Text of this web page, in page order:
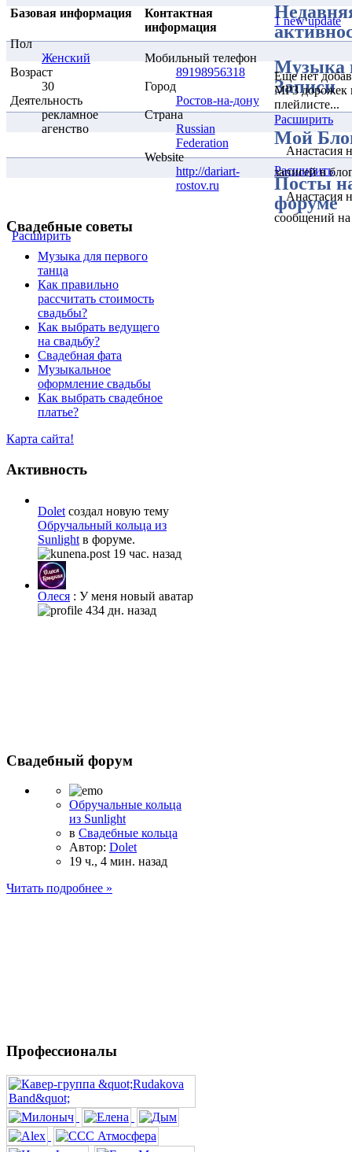
Базовая информация
Пол
Женский
Возраст
30
Деятельность
рекламное
агенство
Контактная
информация
Мобильный телефон
89198956318
Город
Ростов-на-дону
Страна
Russian
Federation
Website
http://dariart-
rostov.ru
1 new update
Музыка
Записи
Расширить
Еще нет
MP3 дорожек
плейлисте...
Мой
Расширить
Анастасия
записей в
Посты
форуме
Расширить
Анастасия
сообщений
Свадебные советы
Музыка для первого
танца
Как правильно
рассчитать стоимость
свадьбы?
Как выбрать ведущего
на свадьбу?
Свадебная фата
Музыкальное
оформление свадьбы
Как выбрать свадебное
платье?
Карта сайта!
Активность
Dolet создал новую тему
Обручальный кольца из
Sunlight в форуме.
19 час. назад
Олеся : У меня новый аватар
434 дн. назад
Свадебный форум
Обручальные кольца
из Sunlight
в Свадебные кольца
Автор: Dolet
19 ч., 4 мин. назад
Читать подробнее »
Профессионалы